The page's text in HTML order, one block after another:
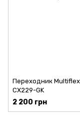
Переходник Multiflex
CX229-GK
2 200 грн